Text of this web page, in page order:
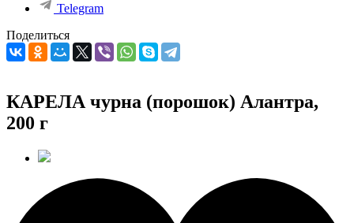
Telegram
Поделиться
КАРЕЛА чурна (порошок) Алантра,
200 г